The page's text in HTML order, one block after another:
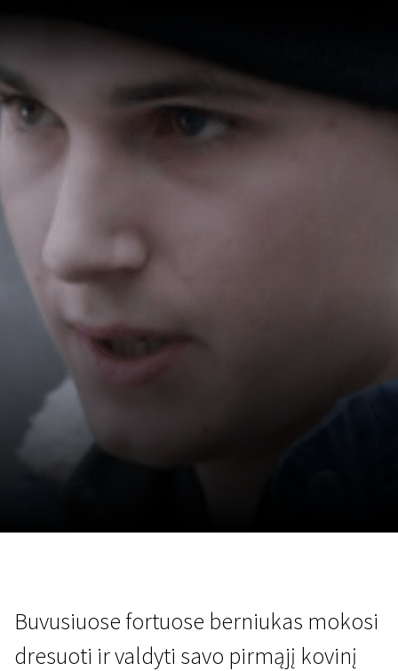
Buvusiuose fortuose berniukas mokosi
dresuoti ir valdyti savo pirmąjį kovinį